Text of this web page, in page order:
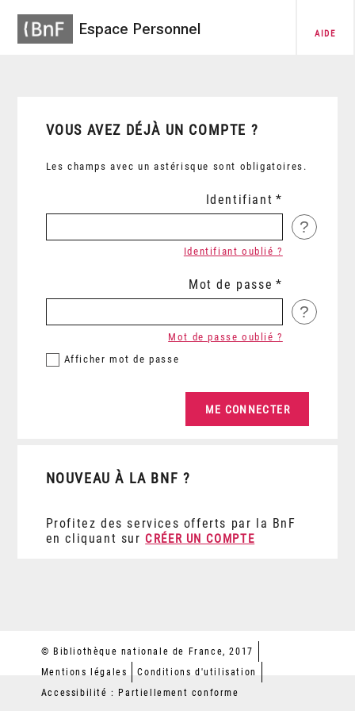
Espace Personnel AIDE
VOUS AVEZ DÉJÀ UN COMPTE ?
Les champs avec un astérisque sont obligatoires.
Identifiant
?
Identifiant oublié ?
Mot de passe
?
Afficher mot de passe
Mot de passe oublié ?
NOUVEAU À LA BNF ?
Profitez des services offerts par la BnF
en cliquant sur CRÉER UN COMPTE
© Bibliothèque nationale de France, 2017
Mentions légales
Conditions d'utilisation
Accessibilité : Partiellement conforme